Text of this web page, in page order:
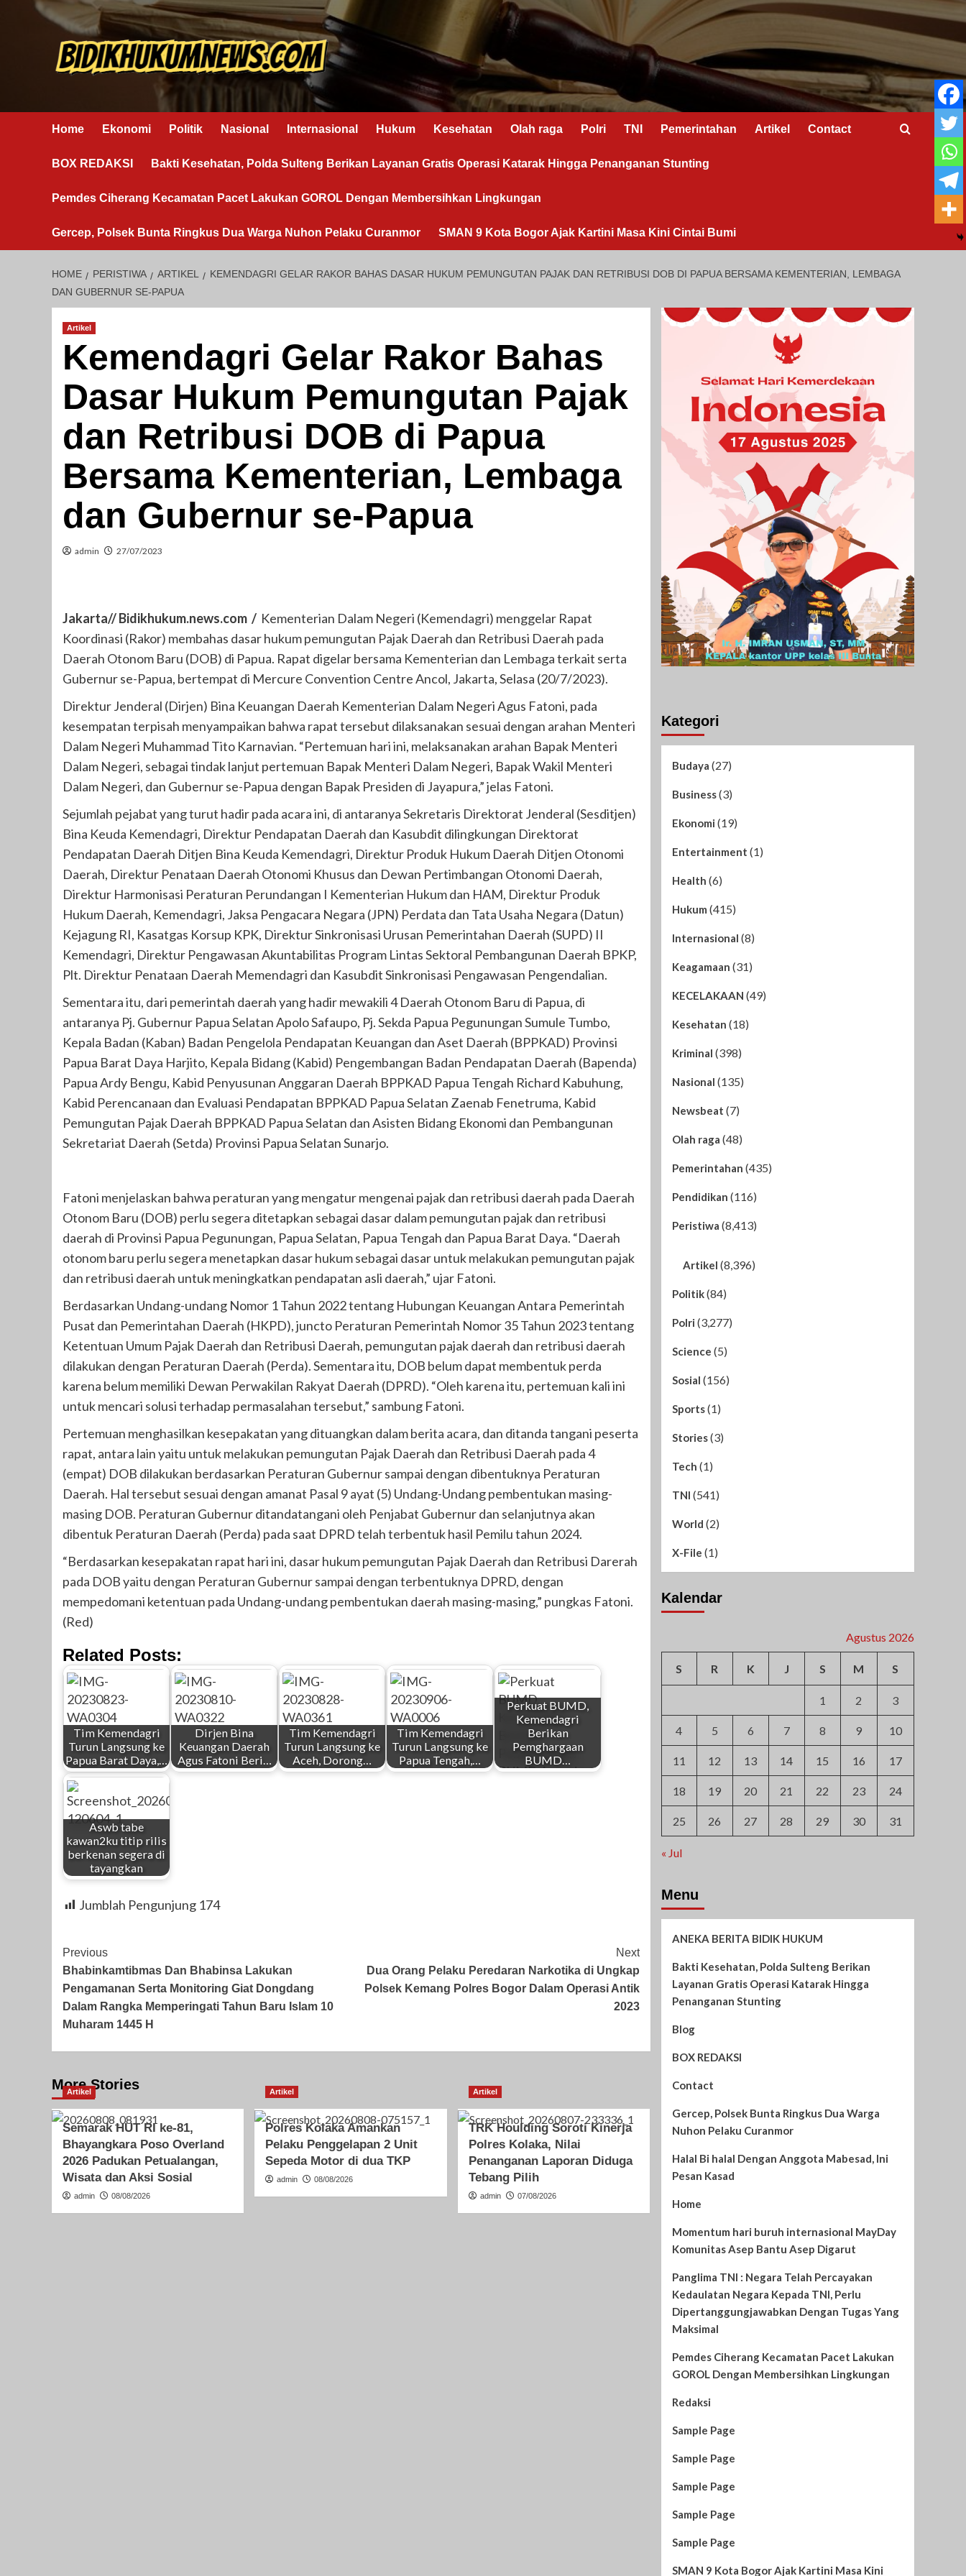
Home Ekonomi Politik Nasional Internasional Hukum Kesehatan Olah raga Polri TNI Pemerintahan Artikel Contact
BOX REDAKSI Bakti Kesehatan, Polda Sulteng Berikan Layanan Gratis Operasi Katarak Hingga Penanganan Stunting
Pemdes Ciherang Kecamatan Pacet Lakukan GOROL Dengan Membersihkan Lingkungan
Gercep, Polsek Bunta Ringkus Dua Warga Nuhon Pelaku Curanmor SMAN 9 Kota Bogor Ajak Kartini Masa Kini Cintai Bumi
HOME PERISTIWA ARTIKEL
KEMENDAGRI GELAR RAKOR BAHAS DASAR HUKUM PEMUNGUTAN PAJAK DAN RETRIBUSI DOB DI PAPUA BERSAMA KEMENTERIAN, LEMBAGA
DAN GUBERNUR SE-PAPUA
Artikel
Kemendagri Gelar Rakor Bahas
Dasar Hukum Pemungutan Pajak
dan Retribusi DOB di Papua
Bersama Kementerian, Lembaga
dan Gubernur se-Papua
admin 27/07/2023
Jakarta// Bidikhukum.news.com / Kementerian Dalam Negeri (Kemendagri) menggelar Rapat
Koordinasi (Rakor) membahas dasar hukum pemungutan Pajak Daerah dan Retribusi Daerah pada
Daerah Otonom Baru (DOB) di Papua. Rapat digelar bersama Kementerian dan Lembaga terkait serta
Gubernur se-Papua, bertempat di Mercure Convention Centre Ancol, Jakarta, Selasa (20/7/2023).
Direktur Jenderal (Dirjen) Bina Keuangan Daerah Kementerian Dalam Negeri Agus Fatoni, pada
kesempatan terpisah menyampaikan bahwa rapat tersebut dilaksanakan sesuai dengan arahan Menteri
Dalam Negeri Muhammad Tito Karnavian. “Pertemuan hari ini, melaksanakan arahan Bapak Menteri
Dalam Negeri, sebagai tindak lanjut pertemuan Bapak Menteri Dalam Negeri, Bapak Wakil Menteri
Dalam Negeri, dan Gubernur se-Papua dengan Bapak Presiden di Jayapura,” jelas Fatoni.
Sejumlah pejabat yang turut hadir pada acara ini, di antaranya Sekretaris Direktorat Jenderal (Sesditjen)
Bina Keuda Kemendagri, Direktur Pendapatan Daerah dan Kasubdit dilingkungan Direktorat
Pendapatan Daerah Ditjen Bina Keuda Kemendagri, Direktur Produk Hukum Daerah Ditjen Otonomi
Daerah, Direktur Penataan Daerah Otonomi Khusus dan Dewan Pertimbangan Otonomi Daerah,
Direktur Harmonisasi Peraturan Perundangan I Kementerian Hukum dan HAM, Direktur Produk
Hukum Daerah, Kemendagri, Jaksa Pengacara Negara (JPN) Perdata dan Tata Usaha Negara (Datun)
Kejagung RI, Kasatgas Korsup KPK, Direktur Sinkronisasi Urusan Pemerintahan Daerah (SUPD) II
Kemendagri, Direktur Pengawasan Akuntabilitas Program Lintas Sektoral Pembangunan Daerah BPKP,
Plt. Direktur Penataan Daerah Memendagri dan Kasubdit Sinkronisasi Pengawasan Pengendalian.
Sementara itu, dari pemerintah daerah yang hadir mewakili 4 Daerah Otonom Baru di Papua, di
antaranya Pj. Gubernur Papua Selatan Apolo Safaupo, Pj. Sekda Papua Pegunungan Sumule Tumbo,
Kepala Badan (Kaban) Badan Pengelola Pendapatan Keuangan dan Aset Daerah (BPPKAD) Provinsi
Papua Barat Daya Harjito, Kepala Bidang (Kabid) Pengembangan Badan Pendapatan Daerah (Bapenda)
Papua Ardy Bengu, Kabid Penyusunan Anggaran Daerah BPPKAD Papua Tengah Richard Kabuhung,
Kabid Perencanaan dan Evaluasi Pendapatan BPPKAD Papua Selatan Zaenab Fenetruma, Kabid
Pemungutan Pajak Daerah BPPKAD Papua Selatan dan Asisten Bidang Ekonomi dan Pembangunan
Sekretariat Daerah (Setda) Provinsi Papua Selatan Sunarjo.
Fatoni menjelaskan bahwa peraturan yang mengatur mengenai pajak dan retribusi daerah pada Daerah
Otonom Baru (DOB) perlu segera ditetapkan sebagai dasar dalam pemungutan pajak dan retribusi
daerah di Provinsi Papua Pegunungan, Papua Selatan, Papua Tengah dan Papua Barat Daya. “Daerah
otonom baru perlu segera menetapkan dasar hukum sebagai dasar untuk melakukan pemungutan pajak
dan retribusi daerah untuk meningkatkan pendapatan asli daerah,” ujar Fatoni.
Berdasarkan Undang-undang Nomor 1 Tahun 2022 tentang Hubungan Keuangan Antara Pemerintah
Pusat dan Pemerintahan Daerah (HKPD), juncto Peraturan Pemerintah Nomor 35 Tahun 2023 tentang
Ketentuan Umum Pajak Daerah dan Retribusi Daerah, pemungutan pajak daerah dan retribusi daerah
dilakukan dengan Peraturan Daerah (Perda). Sementara itu, DOB belum dapat membentuk perda
karena belum memiliki Dewan Perwakilan Rakyat Daerah (DPRD). “Oleh karena itu, pertemuan kali ini
untuk mencari solusi terhadap permasalahan tersebut,” sambung Fatoni.
Pertemuan menghasilkan kesepakatan yang dituangkan dalam berita acara, dan ditanda tangani peserta
rapat, antara lain yaitu untuk melakukan pemungutan Pajak Daerah dan Retribusi Daerah pada 4
(empat) DOB dilakukan berdasarkan Peraturan Gubernur sampai dengan dibentuknya Peraturan
Daerah. Hal tersebut sesuai dengan amanat Pasal 9 ayat (5) Undang-Undang pembentukan masing-
masing DOB. Peraturan Gubernur ditandatangani oleh Penjabat Gubernur dan selanjutnya akan
dibentuk Peraturan Daerah (Perda) pada saat DPRD telah terbentuk hasil Pemilu tahun 2024.
“Berdasarkan kesepakatan rapat hari ini, dasar hukum pemungutan Pajak Daerah dan Retribusi Darerah
pada DOB yaitu dengan Peraturan Gubernur sampai dengan terbentuknya DPRD, dengan
mempedomani ketentuan pada Undang-undang pembentukan daerah masing-masing,” pungkas Fatoni.
(Red)
Related Posts:
Tim Kemendagri
Turun Langsung ke
Papua Barat Daya,…
Dirjen Bina
Keuangan Daerah
Agus Fatoni Beri…
Tim Kemendagri
Turun Langsung ke
Aceh, Dorong…
Tim Kemendagri
Turun Langsung ke
Papua Tengah,…
Perkuat BUMD,
Kemendagri
Berikan
Pemghargaan
BUMD…
Aswb tabe
kawan2ku titip rilis
berkenan segera di
tayangkan
Jumblah Pengunjung 174
Post
Navigation
Previous
Bhabinkamtibmas Dan Bhabinsa Lakukan
Pengamanan Serta Monitoring Giat Dongdang
Dalam Rangka Memperingati Tahun Baru Islam 10
Muharam 1445 H
Next
Dua Orang Pelaku Peredaran Narkotika di Ungkap
Polsek Kemang Polres Bogor Dalam Operasi Antik
2023
More Stories
Artikel
Semarak HUT RI ke-81,
Bhayangkara Poso Overland
2026 Padukan Petualangan,
Wisata dan Aksi Sosial
admin 08/08/2026
Artikel
Polres Kolaka Amankan
Pelaku Penggelapan 2 Unit
Sepeda Motor di dua TKP
admin 08/08/2026
Artikel
TRK Houlding Soroti Kinerja
Polres Kolaka, Nilai
Penanganan Laporan Diduga
Tebang Pilih
admin 07/08/2026
Kategori
Budaya (27)
Business(3)
Ekonomi (19)
Entertainment (1)
Health (6)
Hukum (415)
Internasional (8)
Keagamaan (31)
KECELAKAAN (49)
Kesehatan (18)
Kriminal (398)
Nasional (135)
Newsbeat (7)
Olah raga (48)
Pemerintahan (435)
Pendidikan (116)
Peristiwa (8,413)
Artikel (8,396)
Politik(84)
Polri (3,277)
Science (5)
Sosial (156)
Sports(1)
Stories(3)
Tech (1)
TNI (541)
World (2)
X-File (1)
Kalendar
Agustus 2026
S R K J S M S
1 2 3
4 5 6 7 8 9 10
11 12 13 14 15 16 17
18 19 20 21 22 23 24
25 26 27 28 29 30 31
« Jul
Menu
ANEKA BERITA BIDIK HUKUM
Bakti Kesehatan, Polda Sulteng Berikan
Layanan Gratis Operasi Katarak Hingga
Penanganan Stunting
Blog
BOX REDAKSI
Contact
Gercep, Polsek Bunta Ringkus Dua Warga
Nuhon Pelaku Curanmor
Halal Bi halal Dengan Anggota Mabesad, Ini
Pesan Kasad
Home
Momentum hari buruh internasional MayDay
Komunitas Asep Bantu Asep Digarut
Panglima TNI : Negara Telah Percayakan
Kedaulatan Negara Kepada TNI, Perlu
Dipertanggungjawabkan Dengan Tugas Yang
Maksimal
Pemdes Ciherang Kecamatan Pacet Lakukan
GOROL Dengan Membersihkan Lingkungan
Redaksi
Sample Page
Sample Page
Sample Page
Sample Page
Sample Page
SMAN 9 Kota Bogor Ajak Kartini Masa Kini